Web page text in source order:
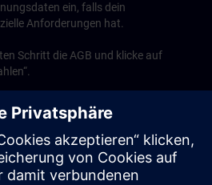
ein, falls dein
Anforderungen hat.
Schritt die AGB und klicke auf
erfolgreich aufgegeben!